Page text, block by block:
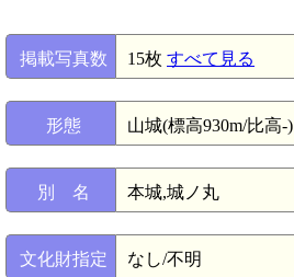
掲載写真数 15枚 すべて見る
形態 山城(標高930m/比高-)
別 名 本城,城ノ丸
文化財指定 なし/不明